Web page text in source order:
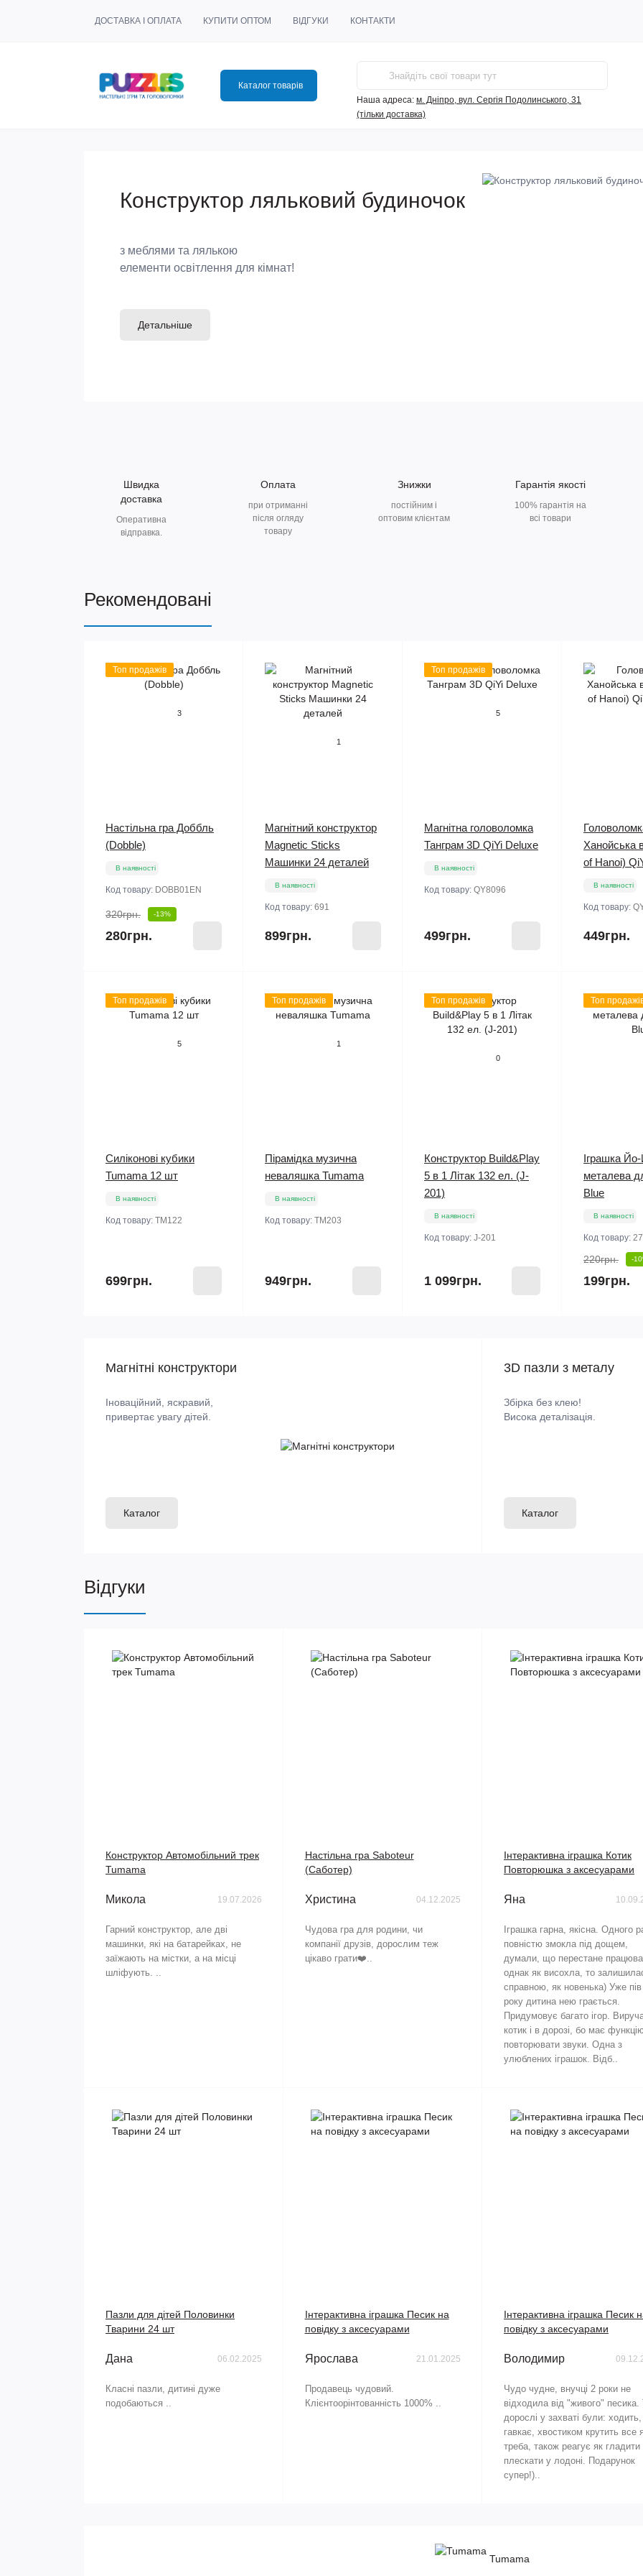
ДОСТАВКА І ОПЛАТА КУПИТИ ОПТОМ ВІДГУКИ КОНТАКТИ
Каталог товарів
Наша адреса: м. Дніпро, вул. Сергія Подолинського, 31
(тільки доставка)
Конструктор ляльковий будиночок
з меблями та лялькою
елементи освітлення для кімнат!
Детальніше
Швидка
доставка
Оперативна
відправка.
Оплата
при отриманні
після огляду
товару
Знижки
постійним і
оптовим клієнтам
Гарантія якості
100% гарантія на
всі товари
Рекомендовані
Топ продажів
3
Настільна гра Доббль
(Dobble)
В наявності
Код товару: DOBB01EN
320грн. -13%
280грн.
1
Магнітний конструктор
Magnetic Sticks
Машинки 24 деталей
В наявності
Код товару: 691
899грн.
Топ продажів
5
Магнітна головоломка
Танграм 3D QiYi Deluxe
В наявності
Код товару: QY8096
499грн.
Ханойська
of Hanoi)
В наявності
Код товару:
449грн.
Топ продажів
5
Силіконові кубики
Tumama 12 шт
В наявності
Код товару: TM122
699грн.
Топ продажів
1
Пірамідка музична
неваляшка Tumama
В наявності
Код товару: TM203
949грн.
Топ продажів
0
Конструктор Build&Play
5 в 1 Літак 132 ел. (J-
201)
В наявності
Код товару: J-201
1 099грн.
Топ
Іграшка
металева
Blue
В наявності
Код товару:
220грн. -
199грн.
Магнітні конструктори
Іноваційний, яскравий,
привертає увагу дітей.
Каталог
3D пазли з металу
Збірка без клею!
Висока деталізація.
Каталог
Відгуки
Конструктор Автомобільний трек
Tumama
Микола 19.07.2026
Гарний конструктор, але дві
машинки, які на батарейках, не
заїжають на містки, а на місці
шліфують. ..
Настільна гра Saboteur
(Саботер)
Христина 04.12.2025
Чудова гра для родини, чи
компанії друзів, дорослим теж
цікаво грати❤️..
Інтерактивна іграшка Котик
Повторюшка з аксесуарами
Яна
Іграшка гарна, якісна. Одного
повністю змокла під дощем,
думали, що перестане
однак як висохла, то
справною, як новенька) Уже пів
року дитина нею грається.
Придумовує багато ігор.
котик і в дорозі, бо має
повторювати звуки. Одна з
улюблених іграшок. Відб..
Пазли для дітей Половинки
Тварини 24 шт
Дана 06.02.2025
Класні пазли, дитині дуже
подобаються ..
Інтерактивна іграшка Песик на
повідку з аксесуарами
Ярослава 21.01.2025
Продавець чудовий.
Клієнтоорінтованність 1000% ..
Інтерактивна іграшка Песик
повідку з аксесуарами
Володимир
Чудо чудне, внучці 2 роки не
відходила від "живого" песика.
дорослі у захваті були: ходить,
гавкає, хвостиком крутить все
треба, також реагує як гладити
плескати у лодоні. Подарунок
супер!)..
Tumama